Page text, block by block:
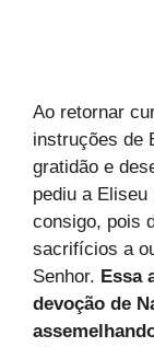
Ao retornar
instruções de
gratidão e
pediu a
consigo, pois
sacrifícios a
Senhor. Essa
devoção de